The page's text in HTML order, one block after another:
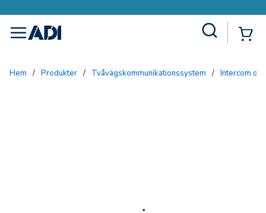
menu
Hem / Produkter / Tvåvägskommunikationssystem / Intercom